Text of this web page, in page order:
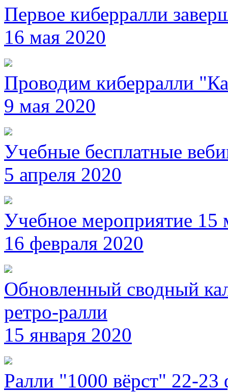
Первое киберралли
16 мая 2020
Проводим киберралли
9 мая 2020
Учебные бесплатные
5 апреля 2020
Учебное мероприятие 15
16 февраля 2020
Обновленный сводный
ретро-ралли
15 января 2020
Ралли "1000 вёрст" 22-23